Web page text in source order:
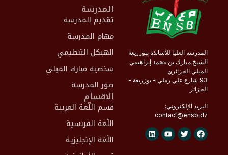
المدرسة العليا للأساتذة ببوزريعة
الشيخ مبارك بن محمد إبراهيمي
الميلي الجزائري
93 شارع علي رملي - بوزريعة -
الجزائر
البريد الإلكتروني:
contact@ensb.dz
المدرسة
تقديم المدرسة
مهام المدرسة
الهيكل التنظيمي
شخصية مبارك الميلي
صور المدرسة
الاقسام
قسم اللّغة العربية
اللّغة الفرنسية
اللّغة الإنجليزية